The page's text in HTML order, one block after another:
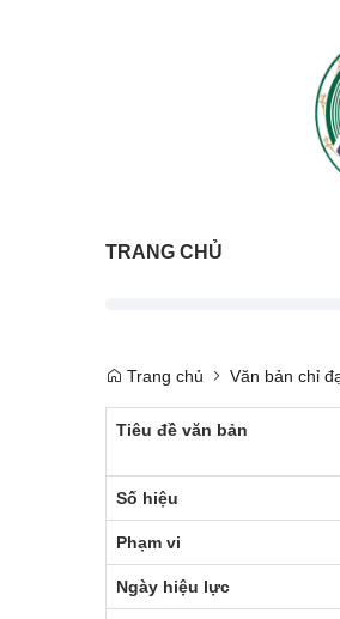
TRANG CHỦ
Trang chủ Văn bản chỉ
Tiêu đề văn bản
Số hiệu
Phạm vi
Ngày hiệu lực